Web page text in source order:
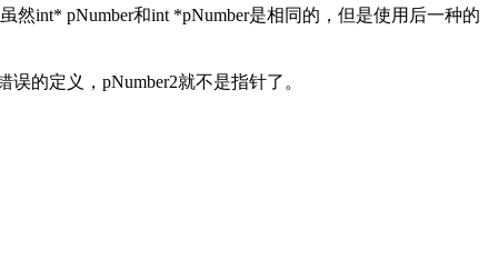
int* pNumber和int *pNumber是相同的，但是使用后一种的
的定义，pNumber2就不是指针了。